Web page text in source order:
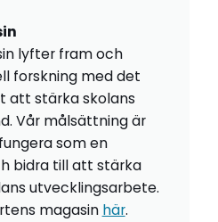
lyfter fram och
forskning med det
att stärka skolans
Vår målsättning är
som en
bidra till att stärka
utvecklingsarbete.
magasin här.